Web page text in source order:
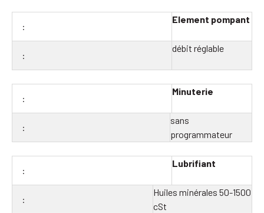
Element pompant
débit réglable
Minuterie
sans
programmateur
Lubrifiant
Huiles minérales 50-1500
cSt